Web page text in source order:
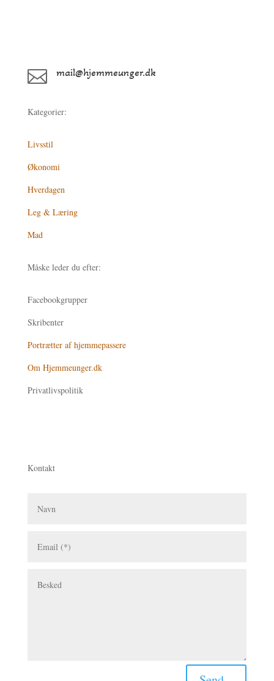
 mail@hjemmeunger.dk
Kategorier:
Livsstil
Økonomi
Hverdagen
Leg & Læring
Mad
Måske leder du efter:
Facebookgrupper
Skribenter
Portrætter af hjemmepassere
Om Hjemmeunger.dk
Privatlivspolitik
Kontakt